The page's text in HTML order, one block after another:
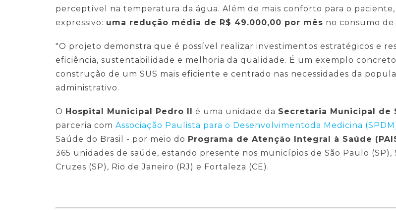
perceptível na temperatura da água. Além de mais conforto para o
expressivo: uma redução média de R$ 49.000,00 por mês no consumo
"O projeto demonstra que é possível realizar investimentos estratégicos e
eficiência, sustentabilidade e melhoria da qualidade. É um exemplo
construção de um SUS mais eficiente e centrado nas necessidades da
administrativo.
O Hospital Municipal Pedro II é uma unidade da Secretaria Municipal de
parceria com Associação Paulista para o Desenvolvimentoda Medicina
Saúde do Brasil - por meio do Programa de Atenção Integral à Saúde
365 unidades de saúde, estando presente nos municípios de São Paulo (SP),
Cruzes (SP), Rio de Janeiro (RJ) e Fortaleza (CE).